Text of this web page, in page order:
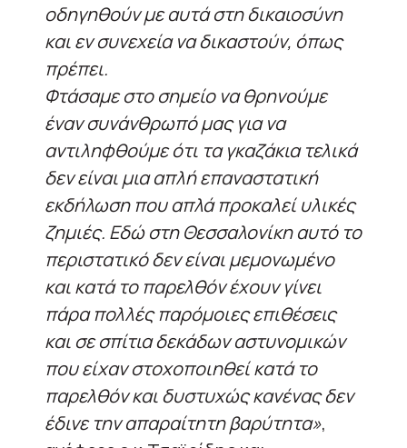
οδηγηθούν με αυτά στη δικαιοσύνη
και εν συνεχεία να δικαστούν, όπως
πρέπει.
Φτάσαμε στο σημείο να θρηνούμε
έναν συνάνθρωπό μας για να
αντιληφθούμε ότι τα γκαζάκια τελικά
δεν είναι μια απλή επαναστατική
εκδήλωση που απλά προκαλεί υλικές
ζημιές. Εδώ στη Θεσσαλονίκη αυτό το
περιστατικό δεν είναι μεμονωμένο
και κατά το παρελθόν έχουν γίνει
πάρα πολλές παρόμοιες επιθέσεις
και σε σπίτια δεκάδων αστυνομικών
που είχαν στοχοποιηθεί κατά το
παρελθόν και δυστυχώς κανένας δεν
έδινε την απαραίτητη βαρύτητα»,